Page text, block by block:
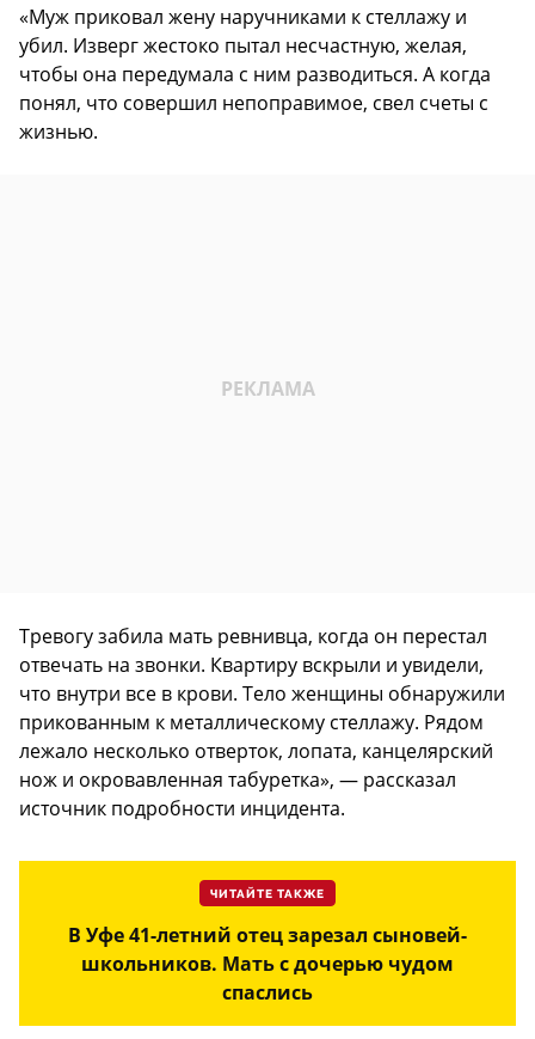
«Муж приковал жену наручниками к стеллажу и
убил. Изверг жестоко пытал несчастную, желая,
чтобы она передумала с ним разводиться. А когда
понял, что совершил непоправимое, свел счеты с
жизнью.
Тревогу забила мать ревнивца, когда он перестал
отвечать на звонки. Квартиру вскрыли и увидели,
что внутри все в крови. Тело женщины обнаружили
прикованным к металлическому стеллажу. Рядом
лежало несколько отверток, лопата, канцелярский
нож и окровавленная табуретка», — рассказал
источник подробности инцидента.
ЧИТАЙТЕ ТАКЖЕ
В Уфе 41-летний отец зарезал сыновей-
школьников. Мать с дочерью чудом
спаслись